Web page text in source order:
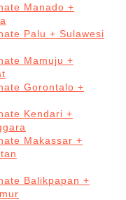
Manado +
Palu + Sulawesi
Mamuju +
Gorontalo +
Kendari +
Makassar +
Balikpapan +